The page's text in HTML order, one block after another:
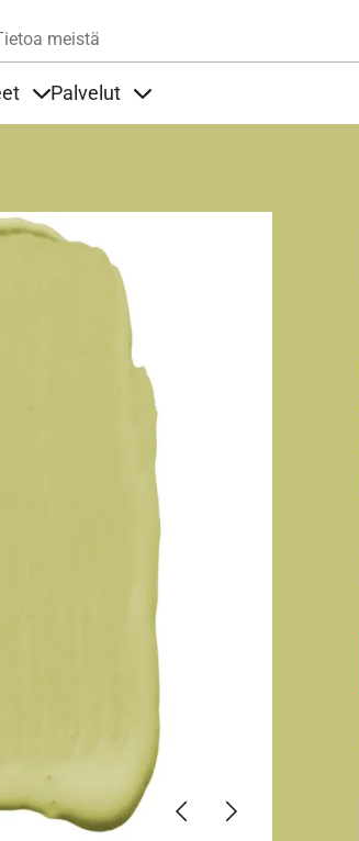
meistä
Palvelut
EdellinenSeuraava